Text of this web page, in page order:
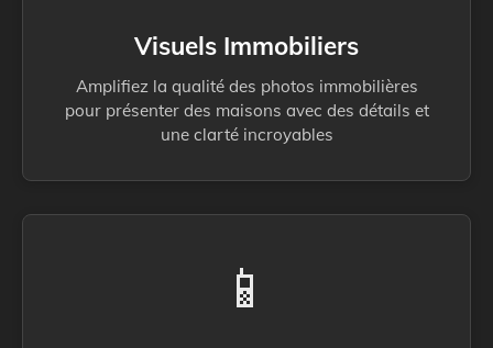
Visuels Immobiliers
Amplifiez la qualité des photos immobilières
pour présenter des maisons avec des détails et
une clarté incroyables
📱